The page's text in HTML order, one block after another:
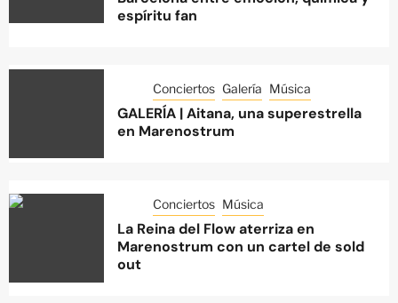
espíritu fan
Conciertos Galería Música
GALERÍA | Aitana, una superestrella
en Marenostrum
Conciertos Música
La Reina del Flow aterriza en
Marenostrum con un cartel de sold
out